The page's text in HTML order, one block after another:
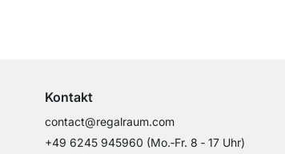
Kontakt
contact@regalraum.com
+49 6245 945960 (Mo.‑Fr. 8 ‑ 17 Uhr)